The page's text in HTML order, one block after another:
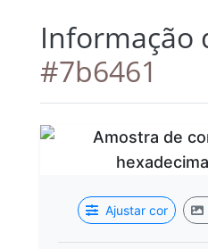
Informação
#7b6461
Ajustar cor